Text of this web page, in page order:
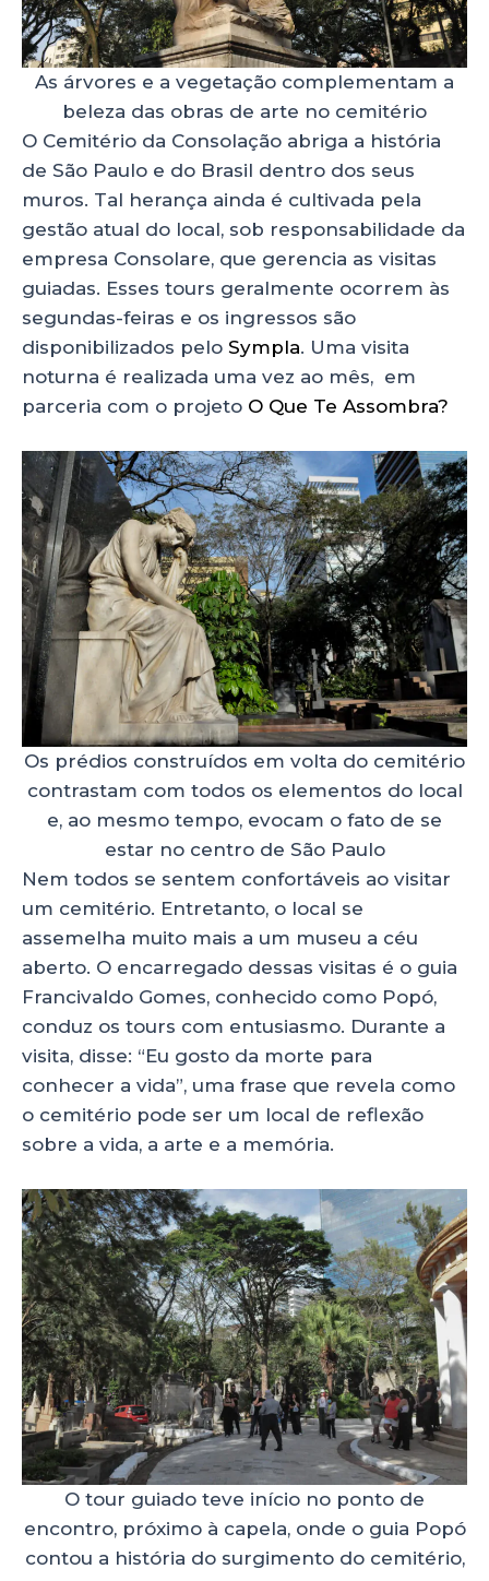
As árvores e a vegetação complementam a
beleza das obras de arte no cemitério
O Cemitério da Consolação abriga a história
de São Paulo e do Brasil dentro dos seus
muros. Tal herança ainda é cultivada pela
gestão atual do local, sob responsabilidade da
empresa Consolare, que gerencia as visitas
guiadas. Esses tours geralmente ocorrem às
segundas-feiras e os ingressos são
disponibilizados pelo Sympla. Uma visita
noturna é realizada uma vez ao mês, em
parceria com o projeto O Que Te Assombra?
Os prédios construídos em volta do cemitério
contrastam com todos os elementos do local
e, ao mesmo tempo, evocam o fato de se
estar no centro de São Paulo
Nem todos se sentem confortáveis ao visitar
um cemitério. Entretanto, o local se
assemelha muito mais a um museu a céu
aberto. O encarregado dessas visitas é o guia
Francivaldo Gomes, conhecido como Popó,
conduz os tours com entusiasmo. Durante a
visita, disse: “Eu gosto da morte para
conhecer a vida”, uma frase que revela como
o cemitério pode ser um local de reflexão
sobre a vida, a arte e a memória.
O tour guiado teve início no ponto de
encontro, próximo à capela, onde o guia Popó
contou a história do surgimento do cemitério,